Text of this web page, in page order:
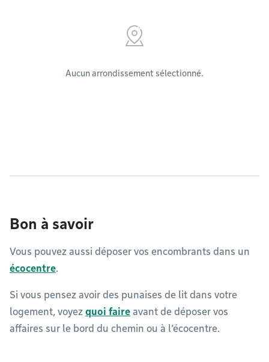
Aucun arrondissement sélectionné.
Bon à savoir
Vous pouvez aussi déposer vos encombrants dans un
écocentre.
Si vous pensez avoir des punaises de lit dans votre
logement, voyez quoi faire avant de déposer vos
affaires sur le bord du chemin ou à l’écocentre.